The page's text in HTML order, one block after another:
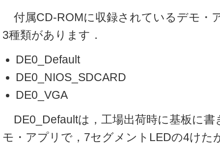
付属CD-ROMに収録されているデモ・
3種類があります．
DE0_Default
DE0_NIOS_SDCARD
DE0_VGA
DE0_Defaultは，工場出荷時に基板に書
モ・アプリで，7セグメントLEDの4けた